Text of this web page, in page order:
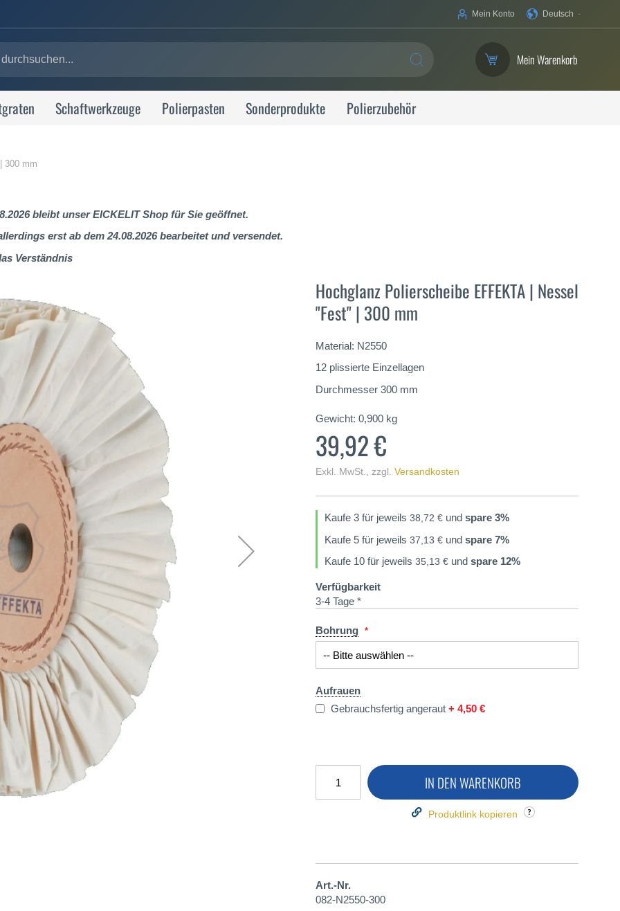
Ihre
Deutsch
Mein Konto
SUCHE Mein Warenkorb
Schaftwerkzeuge Polierpasten Sonderprodukte Polierzubehör
300 mm
bleibt unser EICKELIT Shop für Sie geöffnet.
erst ab dem 24.08.2026 bearbeitet und versendet.
Verständnis
Hochglanz Polierscheibe EFFEKTA | Nessel
"Fest" | 300 mm
Material: N2550
12 plissierte Einzellagen
Durchmesser 300 mm
Gewicht: 0,900 kg
39,92 €
Exkl. MwSt. zzgl. Versandkosten
Kaufe 3 für jeweils 38,72 € und spare 3%
Kaufe 5 für jeweils 37,13 € und spare 7%
Kaufe 10 für jeweils 35,13 € und spare 12%
Verfügbarkeit
3-4 Tage *
Bohrung
Aufrauen
Gebrauchsfertig angeraut+4,50 €
IN DEN WARENKORB
Produktlink kopieren
Art.-Nr.
082-N2550-300